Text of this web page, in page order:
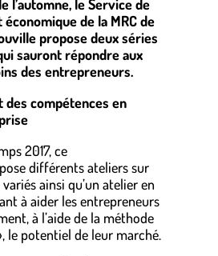
l’automne, le Service de
de la MRC de
propose deux séries
sauront répondre aux
des entrepreneurs.
des compétences en
2017, ce
différents ateliers sur
ainsi qu’un atelier en
à aider les entrepreneurs
à l’aide de la méthode
le potentiel de leur marché.